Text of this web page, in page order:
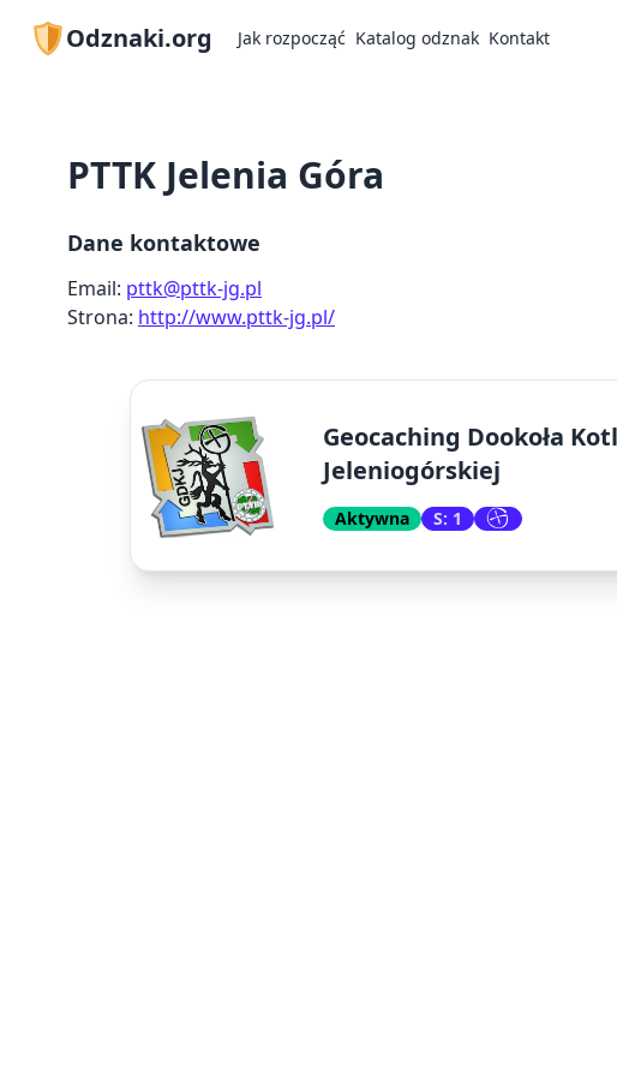
Odznaki.org Jak rozpocząć Katalog odznak Kontakt
PTTK Jelenia Góra
Dane kontaktowe
Email: pttk@pttk-jg.pl
Strona: http://www.pttk-jg.pl/
Geocaching Dookoła
Jeleniogórskiej
Aktywna S: 1